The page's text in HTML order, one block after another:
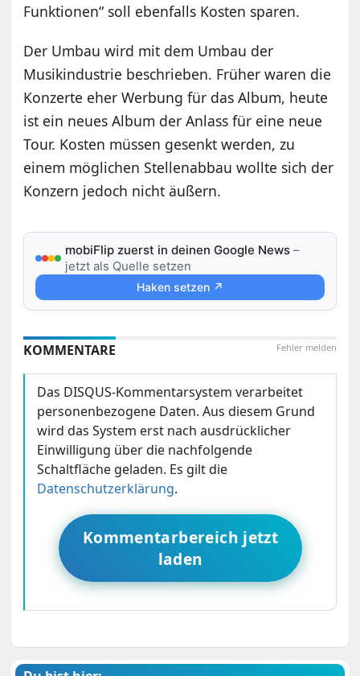
Funktionen“ soll ebenfalls Kosten sparen.
Der Umbau wird mit dem Umbau der
Musikindustrie beschrieben. Früher waren die
Konzerte eher Werbung für das Album, heute
ist ein neues Album der Anlass für eine neue
Tour. Kosten müssen gesenkt werden, zu
einem möglichen Stellenabbau wollte sich der
Konzern jedoch nicht äußern.
mobiFlip zuerst in deinen Google News –
jetzt als Quelle setzen
Haken setzen ↗
Fehler melden
KOMMENTARE
Das DISQUS-Kommentarsystem verarbeitet
personenbezogene Daten. Aus diesem Grund
wird das System erst nach ausdrücklicher
Einwilligung über die nachfolgende
Schaltfläche geladen. Es gilt die
Datenschutzerklärung.
Kommentarbereich jetzt
laden